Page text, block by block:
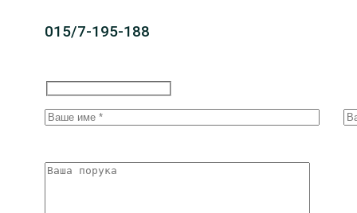
015/7-195-188